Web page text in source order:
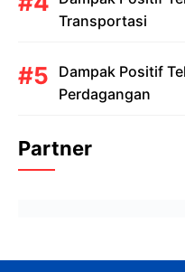
Transportasi
Dampak Positif
Perdagangan
Partner